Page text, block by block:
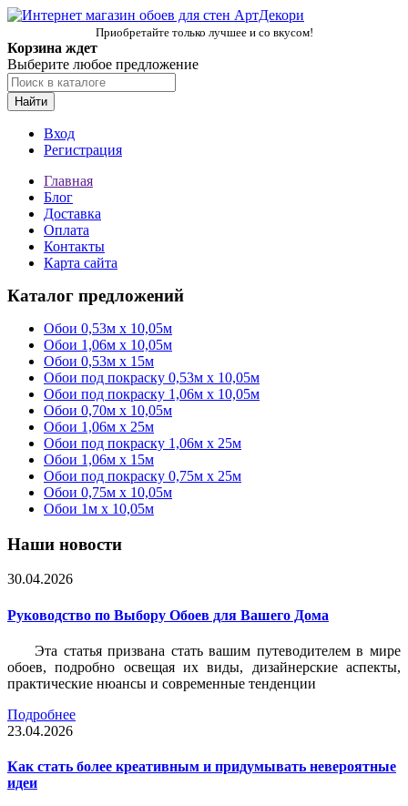
Приобретайте только лучшее и со вкусом!
Корзина ждет
Выберите любое предложение
Найти
Вход
Регистрация
Главная
Блог
Доставка
Оплата
Контакты
Карта сайта
Каталог предложений
Обои 0,53м x 10,05м
Обои 1,06м х 10,05м
Обои 0,53м x 15м
Обои под покраску 0,53м x 10,05м
Обои под покраску 1,06м х 10,05м
Обои 0,70м x 10,05м
Обои 1,06м x 25м
Обои под покраску 1,06м x 25м
Обои 1,06м x 15м
Обои под покраску 0,75м x 25м
Обои 0,75м x 10,05м
Обои 1м х 10,05м
Наши новости
30.04.2026
Руководство по Выбору Обоев для Вашего Дома
Эта статья призвана стать вашим путеводителем в мире
обоев, подробно освещая их виды, дизайнерские аспекты,
практические нюансы и современные тенденции
Подробнее
23.04.2026
Как стать более креативным и придумывать невероятные
идеи